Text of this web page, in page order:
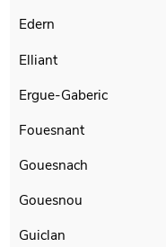
Edern
Elliant
Ergue-Gaberic
Fouesnant
Gouesnach
Gouesnou
Guiclan